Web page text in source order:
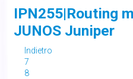
IPN255|Routing
JUNOS Juniper
Indietro
7
8